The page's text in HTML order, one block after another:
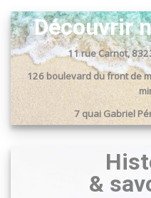
Découvrir
11 rue Carnot,
126 boulevard du front de
7 quai Gabriel
&